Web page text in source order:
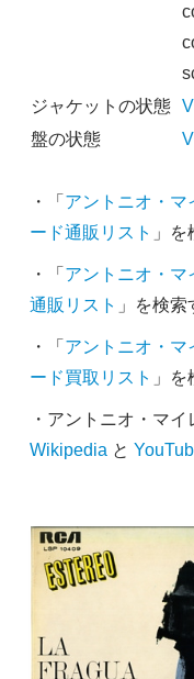
ジャケットの状態
盤の状態
・「 アントニオ・マ
ード通販リスト 」
・「 アントニオ・マ
通販リスト 」を検索
・「 アントニオ・マ
ード買取リスト 」
・アントニオ・マ
Wikipedia と